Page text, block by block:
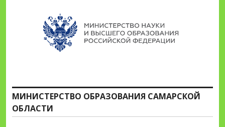
МИНИСТЕРСТВО ОБРАЗОВАНИЯ САМАРСКОЙ
ОБЛАСТИ